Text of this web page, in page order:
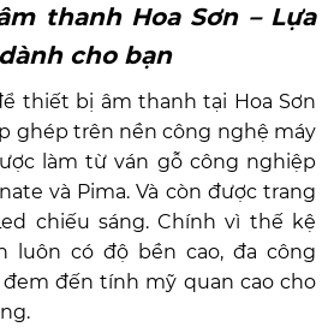
thanh Hoa Sơn – Lựa
cho bạn
thiết bị âm thanh tại Hoa Sơn
ghép trên nền công nghệ máy
làm từ ván gỗ công nghiệp
và Pima. Và còn được trang
chiếu sáng. Chính vì thế kệ
luôn có độ bền cao, đa công
đến tính mỹ quan cao cho